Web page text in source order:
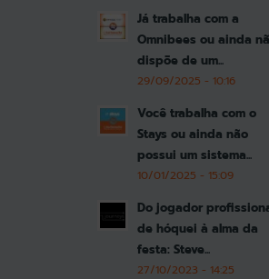
Já trabalha com a
Omnibees ou ainda
dispõe de um...
29/09/2025 - 10:16
Você trabalha com o
Stays ou ainda não
possui um sistema...
10/01/2025 - 15:09
Do jogador
de hóquei à alma da
festa: Steve...
27/10/2023 - 14:25